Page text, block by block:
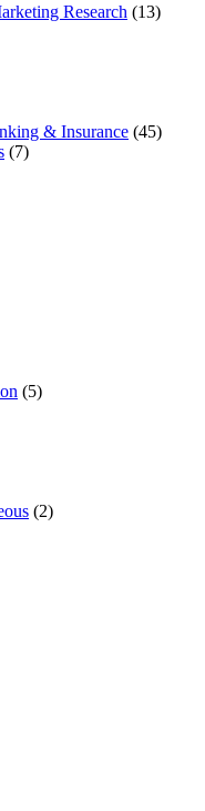
Research (13)
& Insurance (45)
(7)
(5)
(2)